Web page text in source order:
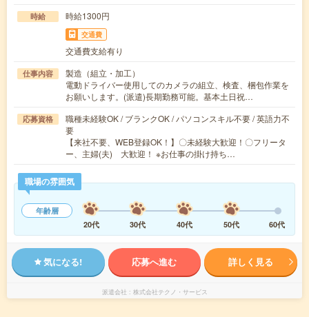
時給 時給1300円
交通費
交通費支給有り
仕事内容
製造（組立・加工）
電動ドライバー使用してのカメラの組立、検査、梱包作業を
お願いします。(派遣)長期勤務可能。基本土日祝…
応募資格
職種未経験OK / ブランクOK / パソコンスキル不要 / 英語力不
要
【来社不要、WEB登録OK！】〇未経験大歓迎！〇フリータ
ー、主婦(夫) 大歓迎！ ※お仕事の掛け持ち…
職場の雰囲気
年齢層
20代
30代 40代 50代 60代
気になる! 応募へ進む 詳しく見る
派遣会社 株式会社テクノ・サービス